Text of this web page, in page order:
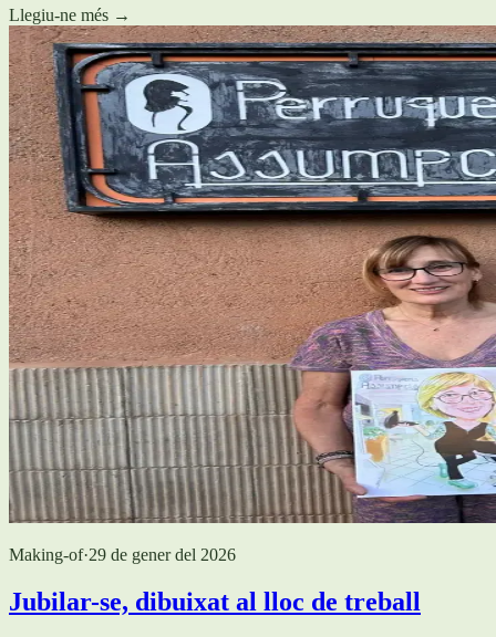
Llegiu-ne més →
Making-of·29 de gener del 2026
Jubilar-se, dibuixat al lloc de treball